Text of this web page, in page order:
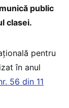
public
clasei.
pentru
în anul
56 din 11